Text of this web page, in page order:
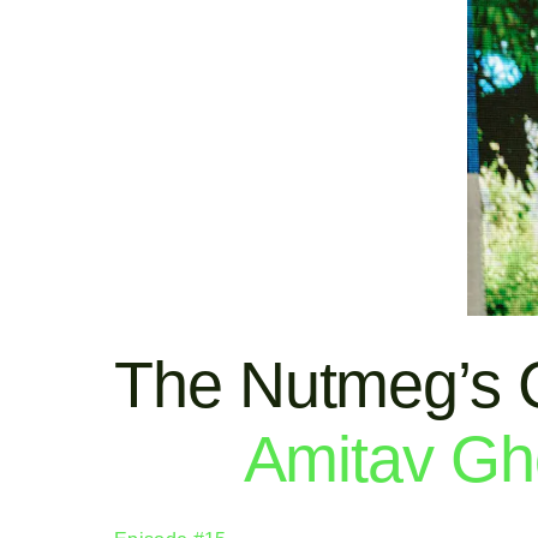
The Nutmeg’s
Amitav